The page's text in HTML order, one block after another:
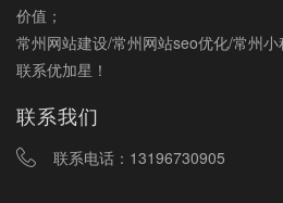
价值；
常州网站建设/常州网站seo优化/常州
联系优加星！
联系我们
联系电话： 13196730905